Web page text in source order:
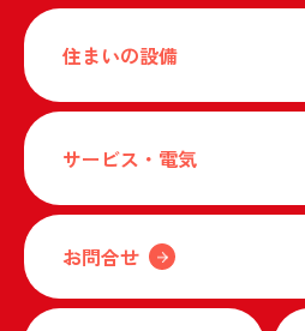
住まいの設備
サービス・電気
お問合せ